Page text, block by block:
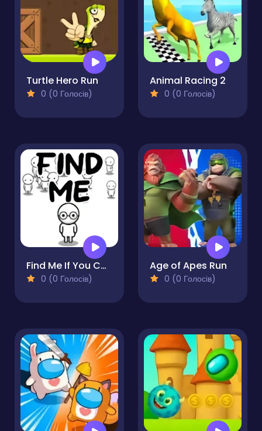
Turtle Hero Run
0 (0 Голосів)
Animal Racing 2
0 (0 Голосів)
Find Me If You Can
0 (0 Голосів)
Age of Apes Run
0 (0 Голосів)